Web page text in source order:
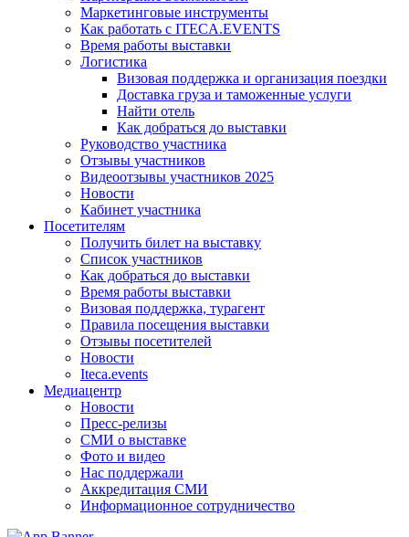
Маркетинговые инструменты
Как работать с ITECA.EVENTS
Время работы выставки
Логистика
Визовая поддержка и организация поездки
Доставка груза и таможенные услуги
Найти отель
Как добраться до выставки
Руководство участника
Отзывы участников
Видеоотзывы участников 2025
Новости
Кабинет участника
Посетителям
Получить билет на выставку
Список участников
Как добраться до выставки
Время работы выставки
Визовая поддержка, турагент
Правила посещения выставки
Отзывы посетителей
Новости
Iteca.events
Медиацентр
Новости
Пресс-релизы
СМИ о выставке
Фото и видео
Нас поддержали
Аккредитация СМИ
Информационное сотрудничество